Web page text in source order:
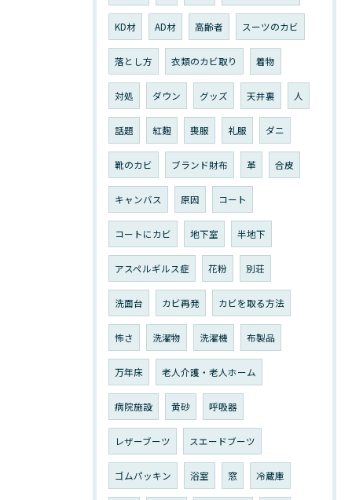
KD材 AD材 高齢者 スーツのカビ
落とし方 衣類のカビ取り 着物
対処 ダウン グッズ 天井裏 人
話題 紅麴 喪服 礼服 ダニ
靴のカビ ブランド財布 革 合皮
キャンバス 原因 コート
コートにカビ 地下室 半地下
アスペルギルス症 花粉 別荘
洗面台 カビ再発 カビを取る方法
怖さ 洗濯物 洗濯機 布製品
万年床 老人介護・老人ホーム
病院施設 黄砂 呼吸器
レザーブーツ スエードブーツ
ゴムパッキン 浴室 窓 冷蔵庫